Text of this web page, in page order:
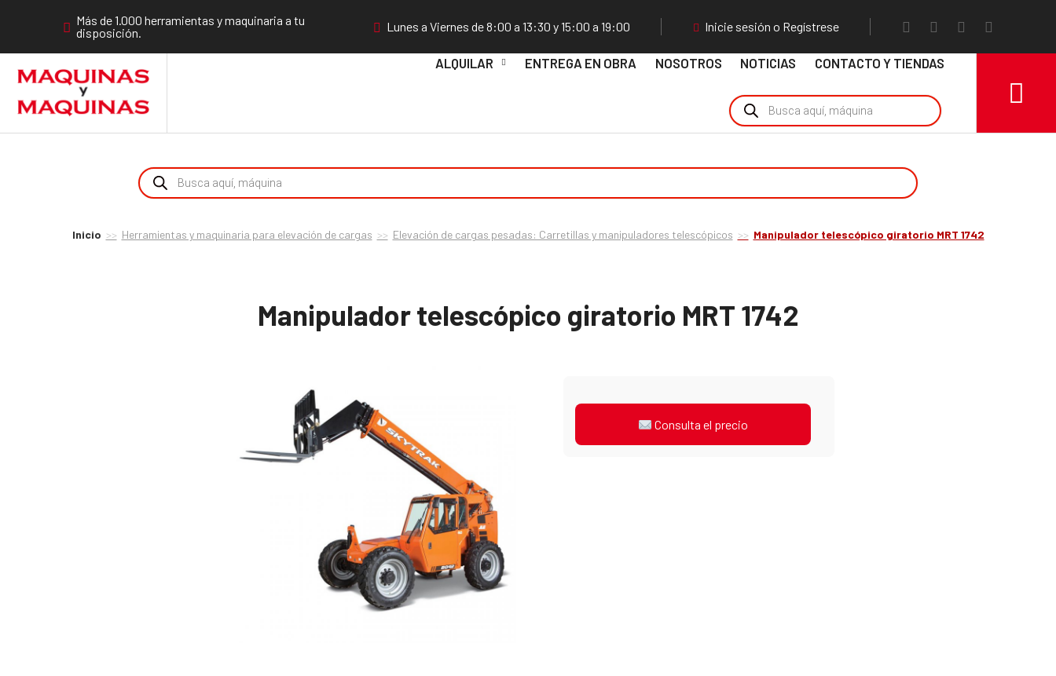
Más de 1.000 herramientas y maquinaria a tu
disposición.
Lunes a Viernes de 8:00 a 13:30 y 15:00 a 19:00 Inicie sesión o Regístrese
ALQUILAR ENTREGA EN OBRA NOSOTROS NOTICIAS CONTACTO Y TIENDAS
Inicio Herramientas y maquinaria para elevación de cargas Elevación de cargas pesadas: Carretillas y manipuladores telescópicos Manipulador telescópico giratorio MRT 1742
Manipulador telescópico giratorio MRT 1742
Consulta el precio